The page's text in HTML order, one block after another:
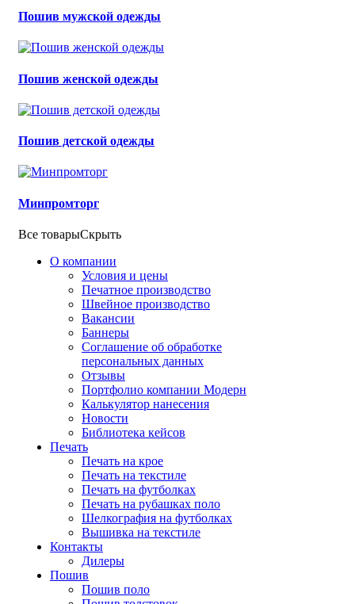
Пошив мужской одежды
Пошив женской одежды
Пошив детской одежды
Минпромторг
Все товарыСкрыть
О компании
Условия и цены
Печатное производство
Швейное производство
Вакансии
Баннеры
Соглашение об обработке
персональных данных
Отзывы
Портфолио компании Модерн
Калькулятор нанесения
Новости
Библиотека кейсов
Печать
Печать на крое
Печать на текстиле
Печать на футболках
Печать на рубашках поло
Шелкография на футболках
Вышивка на текстиле
Контакты
Дилеры
Пошив
Пошив поло